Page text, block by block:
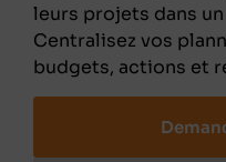
leurs projets dans
Centralisez vos
budgets, actions et